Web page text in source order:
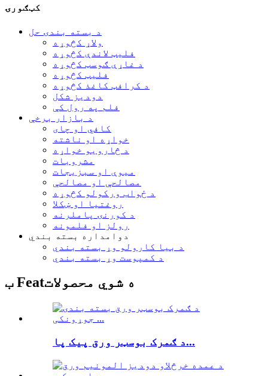
کټګورۍ
د بسته بندۍ حل
ولاړ کڅوړه
فلیټ لاندې کڅوړه
د غاړې ګوسټ کڅوړه
فلیټ کڅوړه
د کرافټ کاغذ کڅوړه
دودیز شکل
فلم په رول کې
د بازار برخې
کافي او چای
خواړه او ناشته
د څارویو خواړه
مشروبات
میوې او سبزیجات
مصالحې او مصالحې
د ځواب ورکولو کڅوړه
روغتیا او ښکلا
د کورنۍ پاملرنه
رولز او فلمونه
دوامداره بسته بندي
د بیا کارولو وړ بسته بندي
د کمپوست وړ بسته بندي
ب Featه شوي محصولات
د ګمرک بوسټر ورق پیک پا...